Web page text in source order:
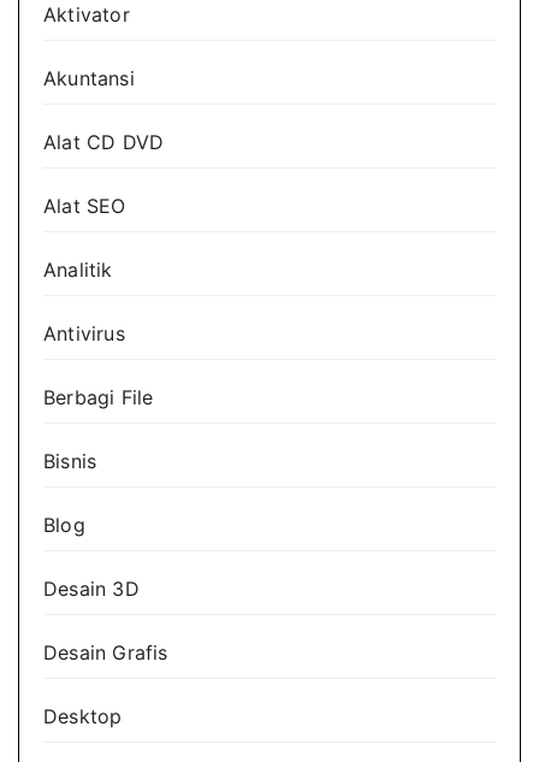
Aktivator
Akuntansi
Alat CD DVD
Alat SEO
Analitik
Antivirus
Berbagi File
Bisnis
Blog
Desain 3D
Desain Grafis
Desktop